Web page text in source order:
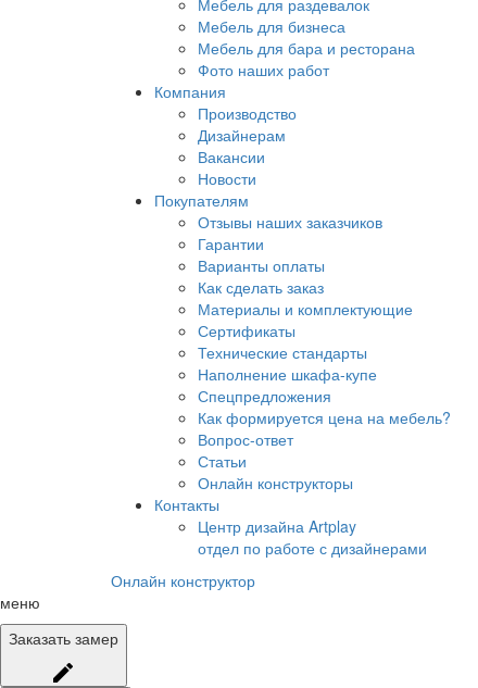
Мебель для раздевалок
Мебель для бизнеса
Мебель для бара и ресторана
Фото наших работ
Компания
Производство
Дизайнерам
Вакансии
Новости
Покупателям
Отзывы наших заказчиков
Гарантии
Варианты оплаты
Как сделать заказ
Материалы и комплектующие
Сертификаты
Технические стандарты
Наполнение шкафа-купе
Спецпредложения
Как формируется цена на мебель?
Вопрос-ответ
Статьи
Онлайн конструкторы
Контакты
Центр дизайна Artplay
отдел по работе с дизайнерами
Онлайн конструктор
меню
Заказать замер